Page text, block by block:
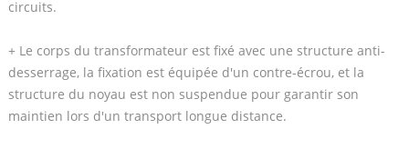
circuits.
+ Le corps du transformateur est fixé avec une structure anti-
desserrage, la fixation est équipée d'un contre-écrou, et la
structure du noyau est non suspendue pour garantir son
maintien lors d'un transport longue distance.